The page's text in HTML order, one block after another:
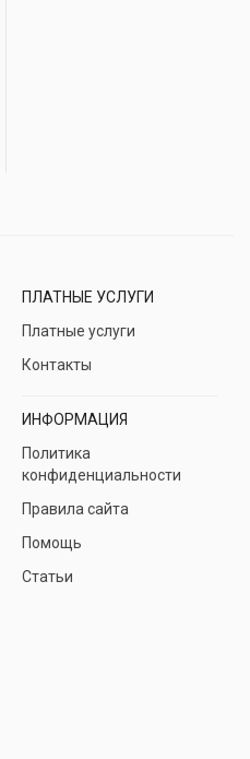
ПЛАТНЫЕ УСЛУГИ
Платные услуги
Контакты
ИНФОРМАЦИЯ
Политика
конфиденциальности
Правила сайта
Помощь
Статьи